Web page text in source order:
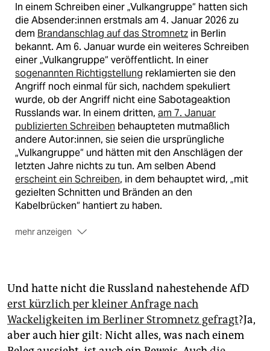
In einem Schreiben einer „Vulkangruppe“ hatten sich
die Ab­sen­de­r:in­nen erstmals am 4. Januar 2026 zu
dem Brandanschlag auf das Stromnetz in Berlin
bekannt. Am 6. Januar wurde ein weiteres Schreiben
einer „Vulkangruppe“ veröffentlicht. In einer
sogenannten Richtigstellung reklamierten sie den
Angriff noch einmal für sich, nachdem spekuliert
wurde, ob der Angriff nicht eine Sabotageaktion
Russlands war. In einem dritten, am 7. Januar
publizierten Schreiben behaupteten mutmaßlich
andere Au­to­r:in­nen, sie seien die ursprüngliche
„Vulkangruppe“ und hätten mit den Anschlägen der
letzten Jahre nichts zu tun. Am selben Abend
erscheint ein Schreiben, in dem behauptet wird, „mit
gezielten Schnitten und Bränden an den
Kabelbrücken“ hantiert zu haben.
mehr anzeigen
betroffen waren, da dies nicht beabsichtigt gewesen
sei. Mit dem heutigen Wissen um die Auswirkungen,
hätte die Gruppe den Angriff in eine warme
Jahreszeit verlegt, heißt es dort.Am 11. Januar folgt
ein Schreiben, das jenes der selbst ernannten
Und hatte nicht die Russland nahestehende AfD
erst kürzlich per kleiner Anfrage nach
Wackeligkeiten im Berliner Stromnetz gefragt?Ja,
aber auch hier gilt: Nicht alles, was nach einem